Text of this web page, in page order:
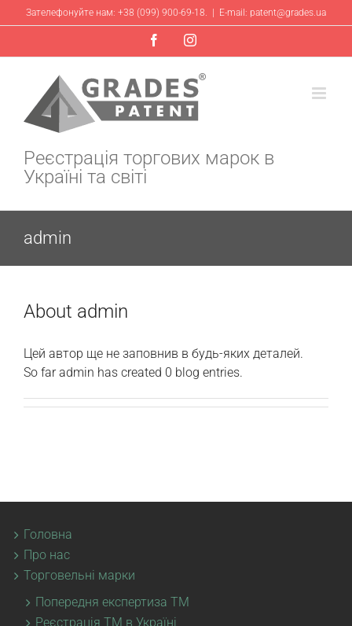
to
Зателефонуйте нам: +38 (099) 900-69-18. E-mail: patent@grades.ua
FacebookInstagram
Реєстрація торгових марок в
Україні та світі
admin
About admin
Цей автор ще не заповнив в будь-яких деталей.
So far admin has created 0 blog entries.
Головна
Про нас
Торговельні марки
Попередня експертиза ТМ
Реєстрація ТМ в Україні